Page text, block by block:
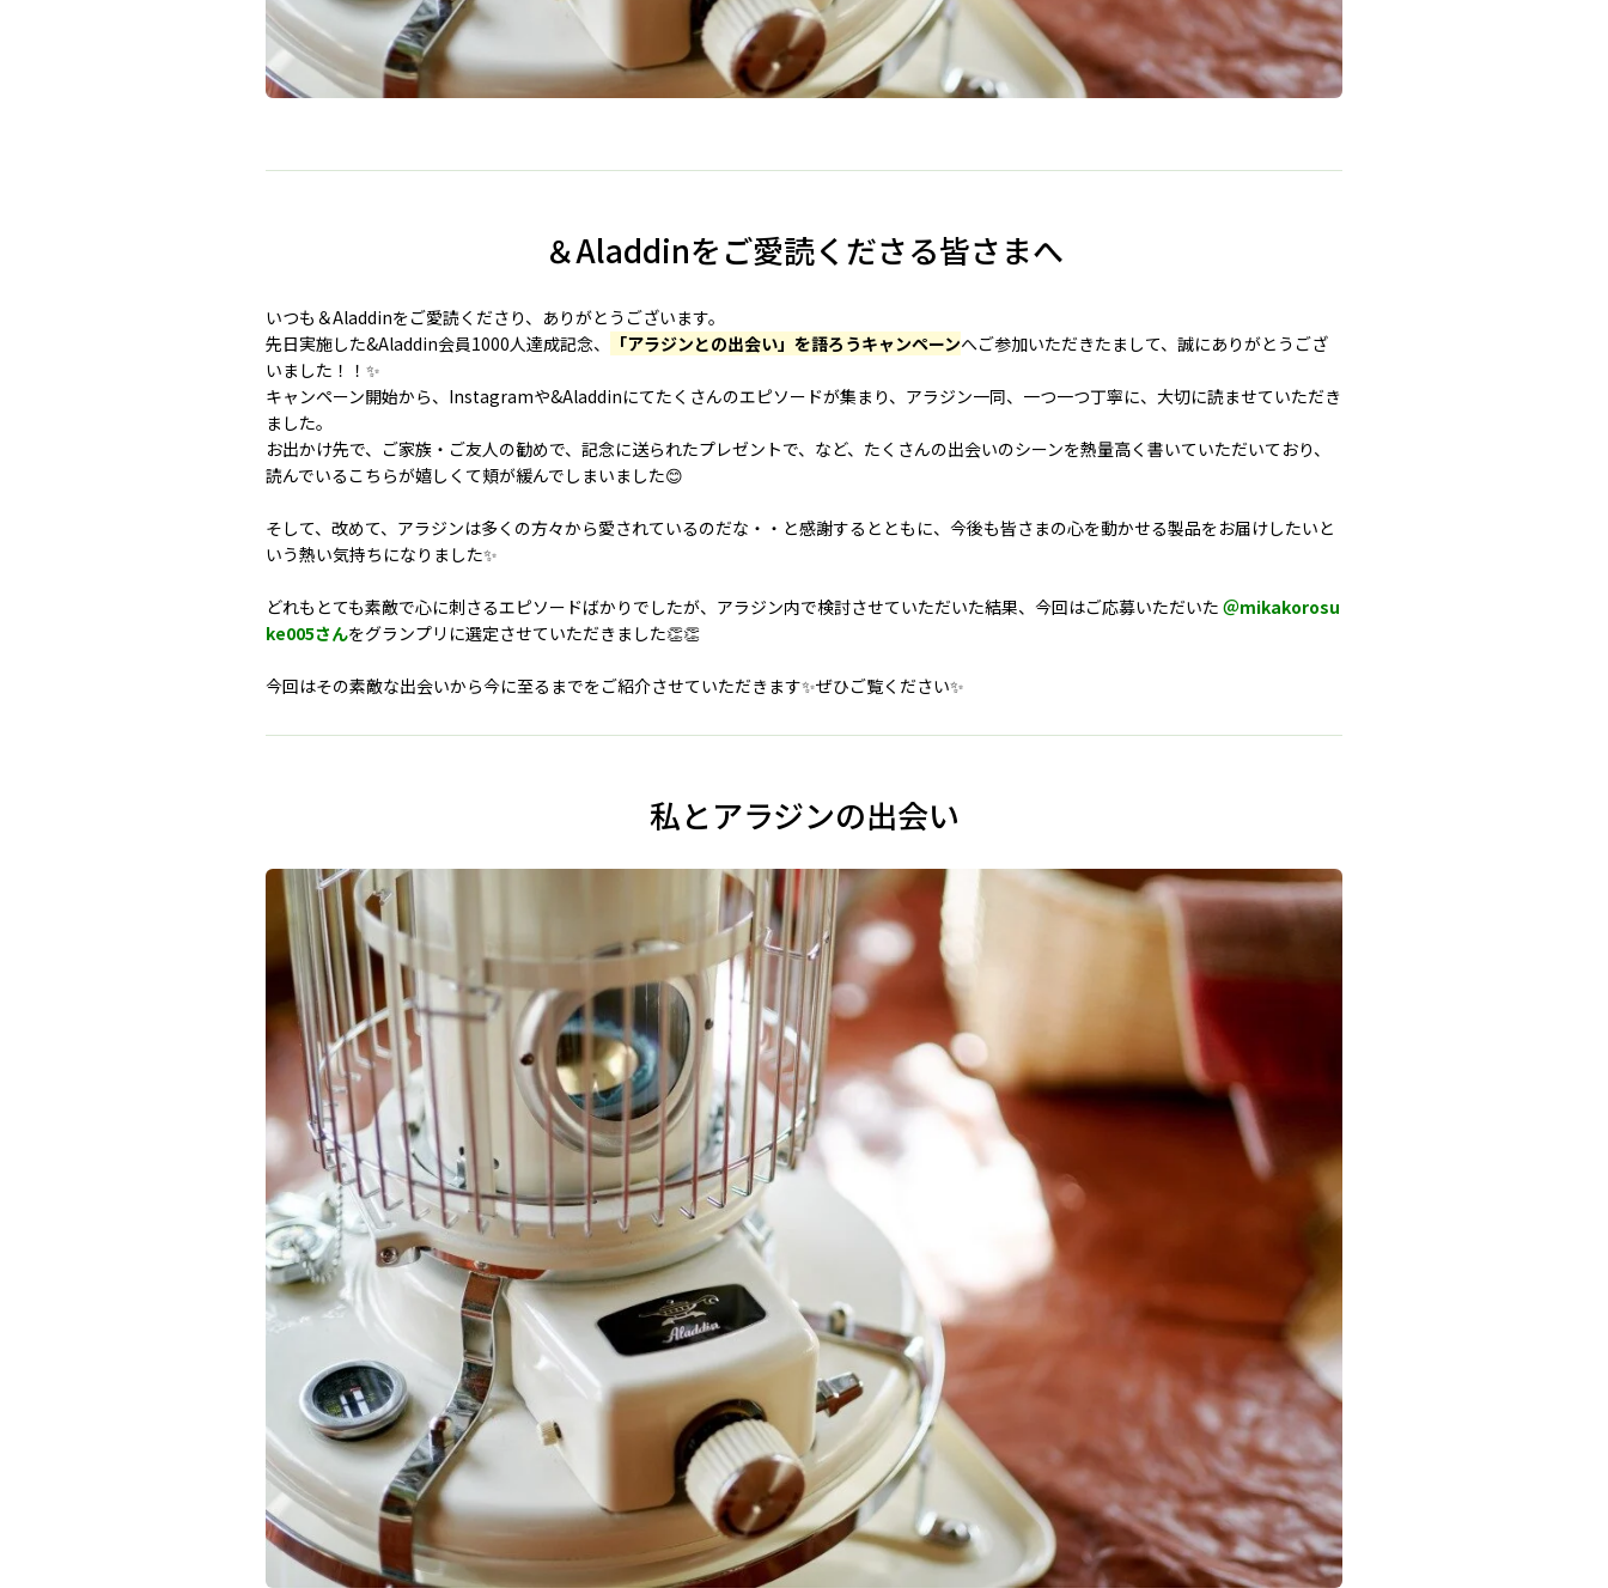
＆Aladdinをご愛読くださる皆さまへ
いつも＆Aladdinをご愛読くださり、ありがとうございます。
先日実施した&Aladdin会員1000人達成記念、
「アラジンとの出会い」を語ろうキャンペーンへご参加いただきたまして、誠にありがとうござ
いました！！✨
キャンペーン開始から、Instagramや&Aladdinにてたくさんのエピソードが集まり、アラジン一同、一つ一つ丁寧に、大切に読ませていただき
ました。
お出かけ先で、ご家族・ご友人の勧めで、記念に送られたプレゼントで、など、たくさんの出会いのシーンを熱量高く書いていただいており、
読んでいるこちらが嬉しくて頬が緩んでしまいました😊
そして、改めて、アラジンは多くの方々から愛されているのだな・・と感謝するとともに、今後も皆さまの心を動かせる製品をお届けしたいと
いう熱い気持ちになりました✨
どれもとても素敵で心に刺さるエピソードばかりでしたが、アラジン内で検討させていただいた結果、今回はご応募いただいた ＠mikakorosu
ke005さんをグランプリに選定させていただきました👏👏
今回はその素敵な出会いから今に至るまでをご紹介させていただきます✨ぜひご覧ください✨
私とアラジンの出会い